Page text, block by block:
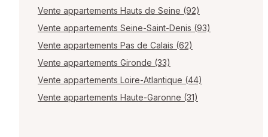
Vente appartements Hauts de Seine (92)
Vente appartements Seine-Saint-Denis (93)
Vente appartements Pas de Calais (62)
Vente appartements Gironde (33)
Vente appartements Loire-Atlantique (44)
Vente appartements Haute-Garonne (31)